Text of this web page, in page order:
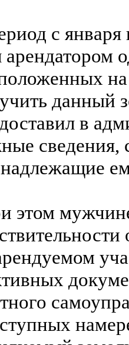
с
данный
в
сведения,
этом